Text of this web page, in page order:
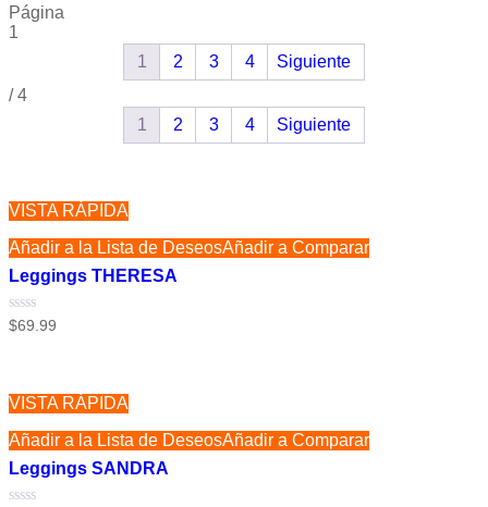
Página
1
1
2 3 4
Siguiente
/ 4
1
2 3 4 Siguiente
VISTA RÁPIDA
Añadir a la Lista de DeseosAñadir a Comparar
Leggings THERESA
Valorado
$69.99
VISTA RÁPIDA
Añadir a la Lista de DeseosAñadir a Comparar
Leggings SANDRA